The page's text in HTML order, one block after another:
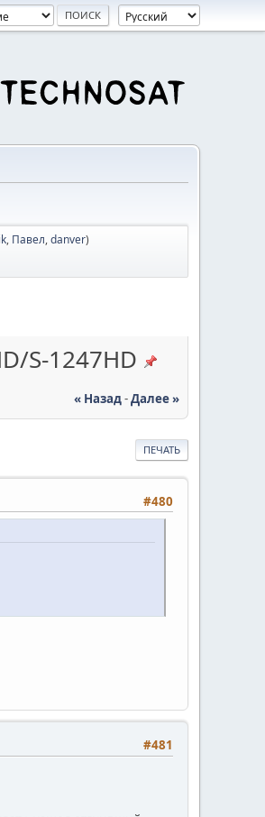
, Павел,danver)
S-1247HD
« Назад-Далее »
ПЕЧАТЬ
#480
#481